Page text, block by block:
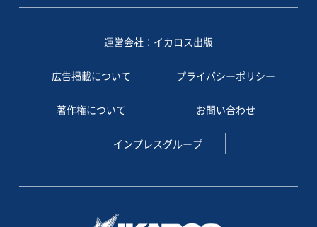
運営会社：イカロス出版
広告掲載について プライバシーポリシー
著作権について お問い合わせ
インプレスグループ